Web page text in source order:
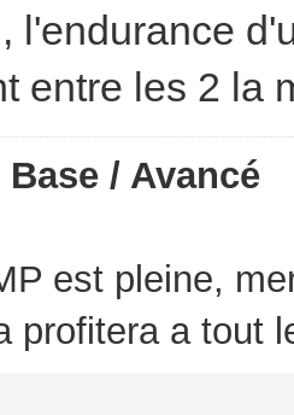
l'endurance
entre les 2 la
/ Avancé
est pleine,
profitera a tout